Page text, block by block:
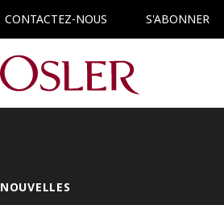
CONTACTEZ-NOUS S'ABONNER
Main
NOUVELLES